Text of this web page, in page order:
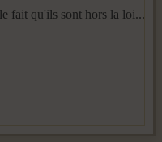
fait qu'ils sont hors la loi...